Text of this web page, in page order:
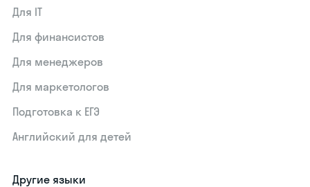
Для IT
Для финансистов
Для менеджеров
Для маркетологов
Подготовка к ЕГЭ
Английский для детей
Другие языки